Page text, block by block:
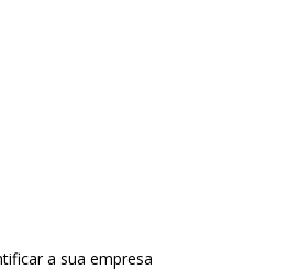
a sua empresa